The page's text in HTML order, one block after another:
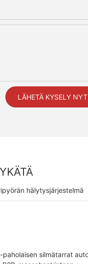
LÄHETÄ KYSELY NYT
hälytysjärjestelmä